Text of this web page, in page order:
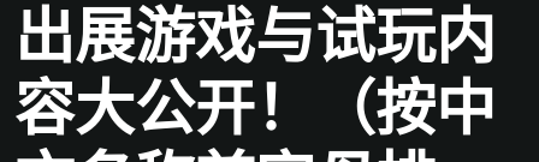
出展游戏与试玩内
容大公开！（按中